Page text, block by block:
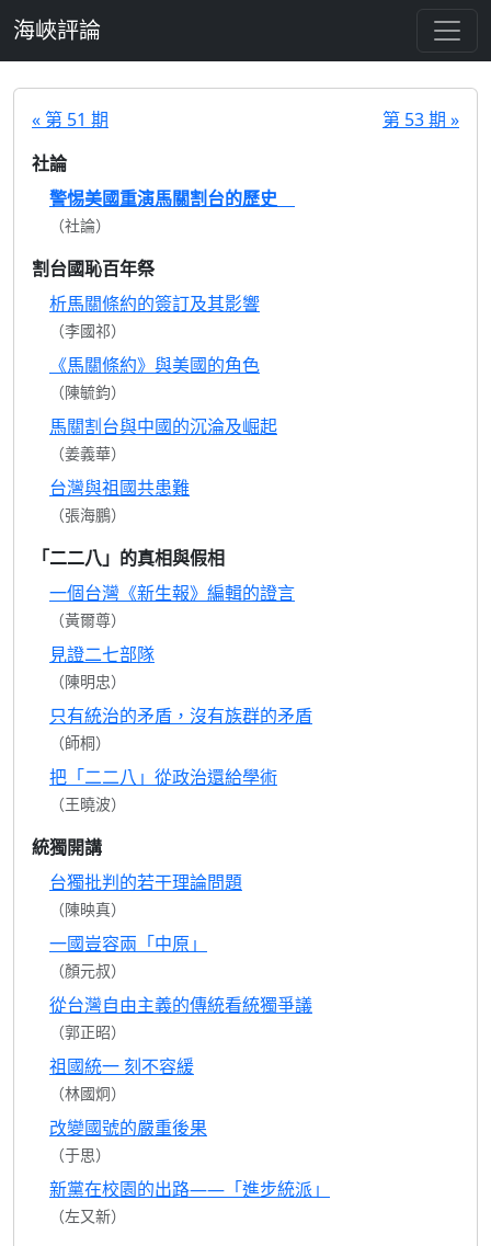
海峽評論
« 第 51 期
第 53 期 »
社論
警惕美國重演馬關割台的歷史
（社論）
割台國恥百年祭
析馬關條約的簽訂及其影響
（李國祁）
《馬關條約》與美國的角色
（陳毓鈞）
馬關割台與中國的沉淪及崛起
（姜義華）
台灣與祖國共患難
（張海鵬）
「二二八」的真相與假相
一個台灣《新生報》編輯的證言
（黃爾尊）
見證二七部隊
（陳明忠）
只有統治的矛盾，沒有族群的矛盾
（師桐）
把「二二八」從政治還給學術
（王曉波）
統獨開講
台獨批判的若干理論問題
（陳映真）
一國豈容兩「中原」
（顏元叔）
從台灣自由主義的傳統看統獨爭議
（郭正昭）
祖國統一 刻不容緩
（林國炯）
改變國號的嚴重後果
（于思）
新黨在校園的出路——「進步統派」
（左又新）